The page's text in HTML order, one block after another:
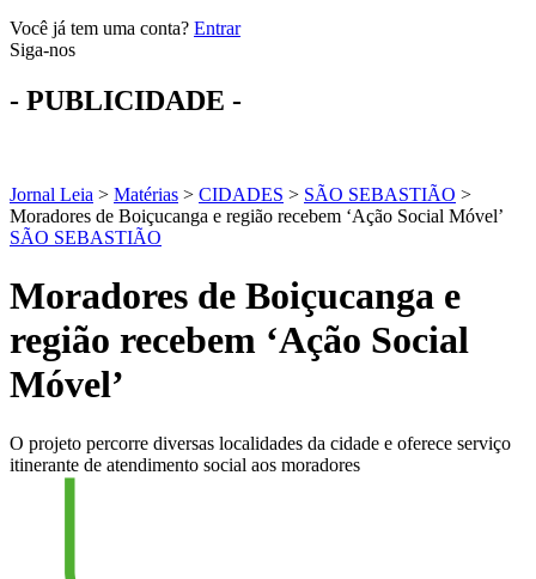
Você já tem uma conta? Entrar
Siga-nos
- PUBLICIDADE -
Jornal Leia > Matérias > CIDADES > SÃO SEBASTIÃO >
Moradores de Boiçucanga e região recebem ‘Ação Social Móvel’
SÃO SEBASTIÃO
Moradores de Boiçucanga e
região recebem ‘Ação Social
Móvel’
O projeto percorre diversas localidades da cidade e oferece serviço
itinerante de atendimento social aos moradores